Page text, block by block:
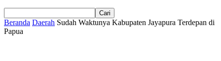
Beranda Daerah Sudah Waktunya Kabupaten Jayapura Terdepan di
Papua